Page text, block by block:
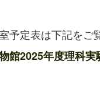
予定表は下記をご
館2025年度理科実